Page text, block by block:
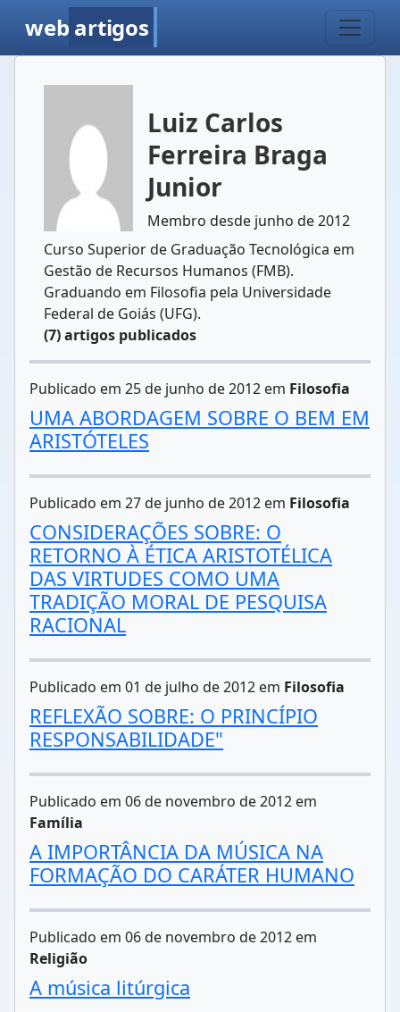
web artigos
Luiz Carlos
Ferreira Braga
Junior
Membro desde junho de 2012
Curso Superior de Graduação Tecnológica em
Gestão de Recursos Humanos (FMB).
Graduando em Filosofia pela Universidade
Federal de Goiás (UFG).
(7) artigos publicados
Publicado em 25 de junho de 2012 em Filosofia
UMA ABORDAGEM SOBRE O BEM EM
ARISTÓTELES
Publicado em 27 de junho de 2012 em Filosofia
CONSIDERAÇÕES SOBRE: O
RETORNO À ÉTICA ARISTOTÉLICA
DAS VIRTUDES COMO UMA
TRADIÇÃO MORAL DE PESQUISA
RACIONAL
Publicado em 01 de julho de 2012 em Filosofia
REFLEXÃO SOBRE: O PRINCÍPIO
RESPONSABILIDADE"
Publicado em 06 de novembro de 2012 em
Família
A IMPORTÂNCIA DA MÚSICA NA
FORMAÇÃO DO CARÁTER HUMANO
Publicado em 06 de novembro de 2012 em
Religião
A música litúrgica